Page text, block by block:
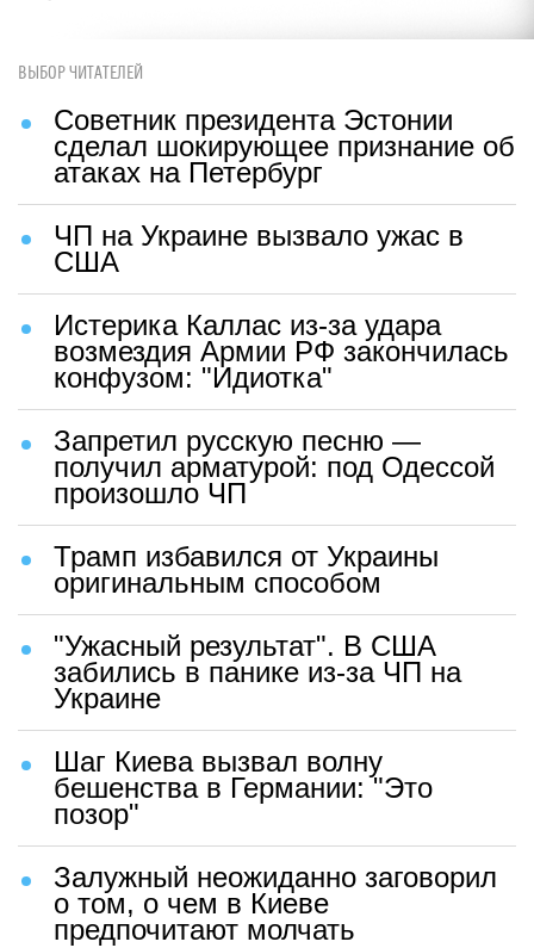
ВЫБОР ЧИТАТЕЛЕЙ
Советник президента Эстонии
сделал шокирующее признание об
атаках на Петербург
ЧП на Украине вызвало ужас в
США
Истерика Каллас из-за удара
возмездия Армии РФ закончилась
конфузом: "Идиотка"
Запретил русскую песню —
получил арматурой: под Одессой
произошло ЧП
Трамп избавился от Украины
оригинальным способом
"Ужасный результат". В США
забились в панике из-за ЧП на
Украине
Шаг Киева вызвал волну
бешенства в Германии: "Это
позор"
Залужный неожиданно заговорил
о том, о чем в Киеве
предпочитают молчать